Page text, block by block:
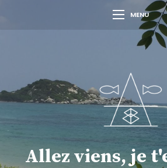
MENU
Allez viens, je